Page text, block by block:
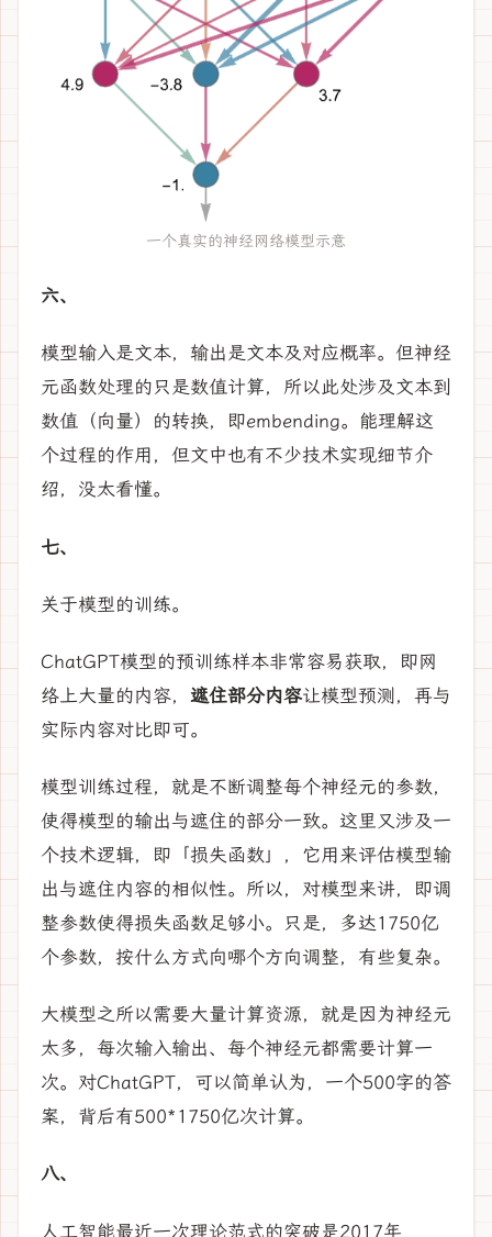
一个真实的神经网络模型示意
六、
模型输入是文本，输出是文本及对应概率。但神经
元函数处理的只是数值计算，所以此处涉及文本到
数值（向量）的转换，即embending。能理解这
个过程的作用，但文中也有不少技术实现细节介
绍，没太看懂。
七、
关于模型的训练。
ChatGPT模型的预训练样本非常容易获取，即网
络上大量的内容， 遮住部分内容让模型预测，再与
实际内容对比即可。
模型训练过程，就是不断调整每个神经元的参数，
使得模型的输出与遮住的部分一致。这里又涉及一
个技术逻辑，即「损失函数」，它用来评估模型输
出与遮住内容的相似性。所以，对模型来讲，即调
整参数使得损失函数足够小。只是，多达1750亿
个参数，按什么方式向哪个方向调整，有些复杂。
大模型之所以需要大量计算资源，就是因为神经元
太多，每次输入输出、每个神经元都需要计算一
次。对ChatGPT，可以简单认为，一个500字的答
案，背后有500*1750亿次计算。
八、
人工智能最近一次理论范式的突破是2017年